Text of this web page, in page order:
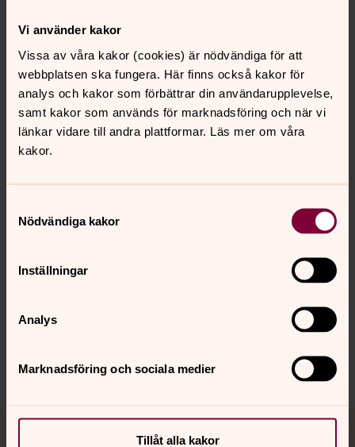
Vi använder kakor
Vissa av våra kakor (cookies) är nödvändiga för att
webbplatsen ska fungera. Här finns också kakor för
analys och kakor som förbättrar din användarupplevelse,
samt kakor som används för marknadsföring och när vi
länkar vidare till andra plattformar. Läs mer om våra
kakor.
Nödvändiga kakor
Inställningar
Analys
Marknadsföring och sociala medier
Tillåt alla kakor
Ocklind, Jacob Wirén och Jonathan Johansson.
Digital högtidsstämning
Video: Traditionerna i Katarina kyrka hittar nya vägar.
Podcast från Katarina
Synpunkter eller frågor på sidans
innehåll?
Tillbaka till toppen
Tillbaka till innehållet